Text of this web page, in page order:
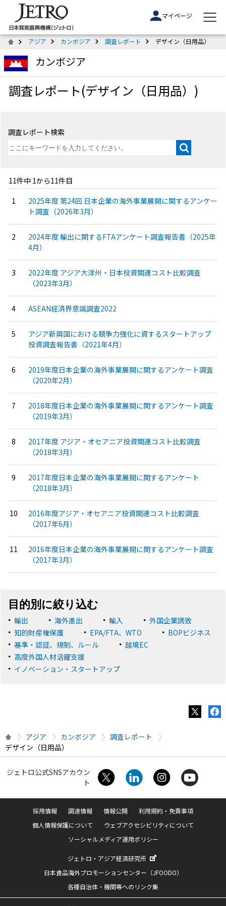
マイページ
アジア カンボジア 調査レポート デザイン（日用品）
カンボジア
調査レポート(デザイン（日用品）)
調査レポート検索
11件中 1から11件目
2025年度 第24回 日本企業の海外事業展開に関するアンケー
ト調査（2026年3月）
2024年度 輸出に関するFTAアンケート調査報告書（2025年
4月）
2022年度 アジア大洋州・日本投資関連コスト比較調査
（2023年3月）
ASEAN経済界意識調査2022
アジア新興国における競争力強化に資するスタートアップ
投資調査報告書（2021年4月）
2019年度日本企業の海外事業展開に関するアンケート調査
（2020年2月）
2018年度日本企業の海外事業展開に関するアンケート調査
（2019年3月）
2017年度 アジア・オセアニア投資関連コスト比較調査
（2018年3月）
2017年度日本企業の海外事業展開に関するアンケート
（2018年3月）
2016年度アジア・オセアニア投資関連コスト比較調査
（2017年6月）
2016年度日本企業の海外事業展開に関するアンケート調査
（2017年3月）
目的別に絞り込む
輸出 海外進出 輸入
外国企業誘致
知的財産権保護
EPA/FTA、WTO
BOPビジネス
基準・認証、規制、ルール
越境EC
高度外国人材活躍支援
イノベーション・スタートアップ
アジア カンボジア
調査レポート
デザイン（日用品）
ジェトロ公式SNSアカウン
ト
採用情報 調達情報 情報公開
利用規約・免責事項
個人情報保護について
ウェブアクセシビリティについて
ソーシャルメディア運用ポリシー
ジェトロ・アジア経済研究所
日本食品海外プロモーションセンター（JFOODO）
各種自治体・機関等へのリンク集